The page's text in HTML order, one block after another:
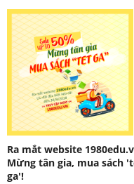
Ra mắt website
Mừng tân gia, mua sách
ga'!